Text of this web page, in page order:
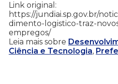
Link original:
https://jundiai.sp.gov.br/
dimento-logistico-traz-
empregos/
Leia mais sobre
Ciência e Tecnologia,